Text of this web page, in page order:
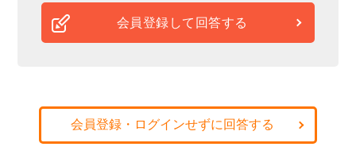
会員登録して回答する
会員登録・ログインせずに回答する